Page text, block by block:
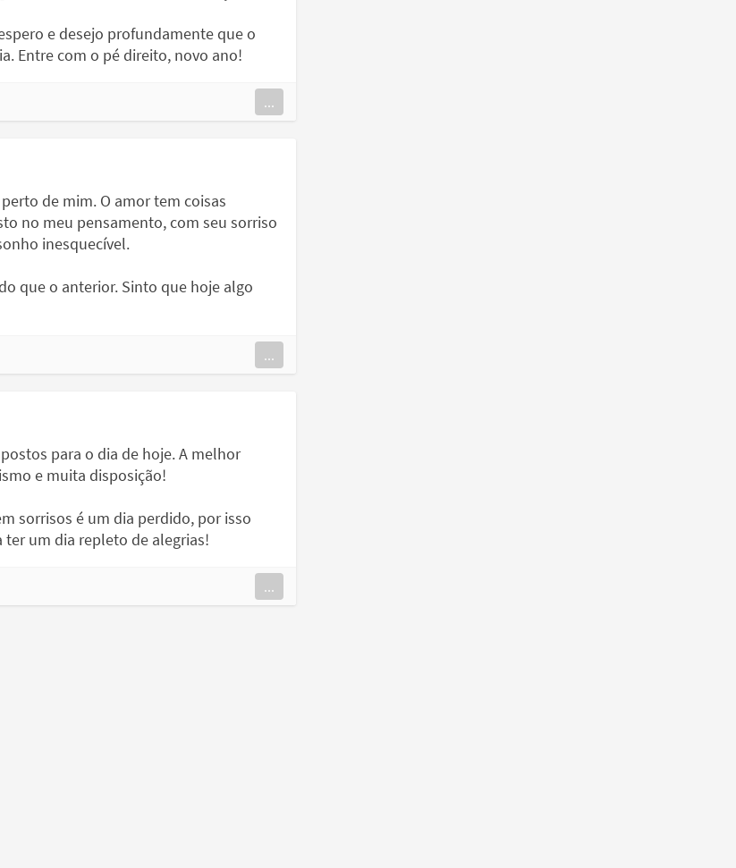
e desejo profundamente que o
Entre com o pé direito, novo ano!
...
de mim. O amor tem coisas
no meu pensamento, com seu sorriso
inesquecível.
que o anterior. Sinto que hoje algo
...
para o dia de hoje. A melhor
e muita disposição!
sorrisos é um dia perdido, por isso
um dia repleto de alegrias!
...